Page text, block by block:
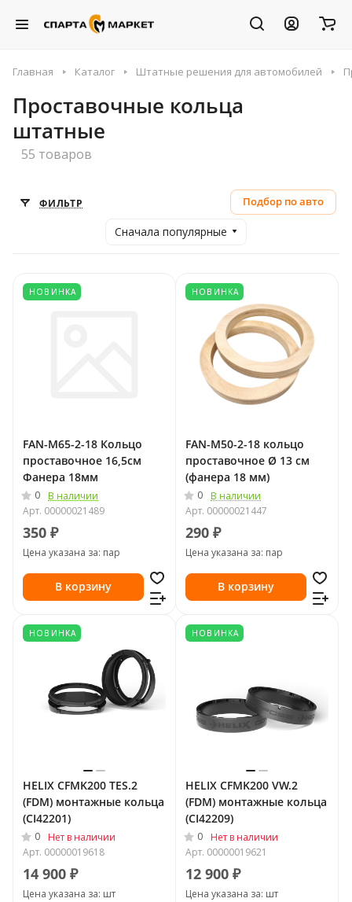
Главная Каталог Штатные решения для автомобилей
Проставочные кольца
штатные
55 товаров
ФИЛЬТР Подбор по авто
Сначала популярные
НОВИНКА
FAN-M65-2-18 Кольцо
проставочное 16,5см
Фанера 18мм
0
В наличии
Арт. 00000021489
350 ₽
Цена указана за: пар
В корзину
НОВИНКА
FAN-M50-2-18 кольцо
проставочное Ø 13 см
(фанера 18 мм)
0
В наличии
Арт. 00000021447
290 ₽
Цена указана за: пар
В корзину
НОВИНКА
HELIX CFMK200 TES.2
(FDM) монтажные кольца
(CI42201)
0
Нет в наличии
Арт. 00000019618
14 900 ₽
Цена указана за: шт
НОВИНКА
HELIX CFMK200 VW.2
(FDM) монтажные кольца
(CI42209)
0
Нет в наличии
Арт. 00000019621
12 900 ₽
Цена указана за: шт